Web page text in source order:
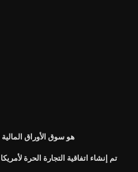
هو سوق الأوراق المالية
تم إنشاء اتفاقية التجارة الحرة